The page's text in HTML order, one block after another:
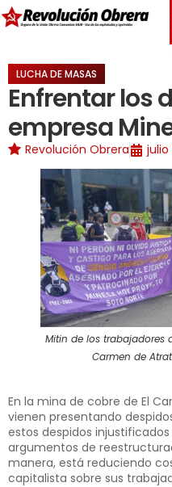
LUCHA DE MASAS
Enfrentar los
empresa
Revolución Obrera julio
Mitin de los trabajadores
Carmen de
En la mina de cobre de El
vienen presentando
estos despidos
argumentos de
manera, está reduciendo
capitalista sobre sus